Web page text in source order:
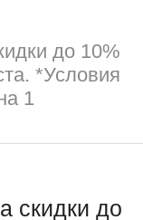
до 10%
*Условия
1
скидки до